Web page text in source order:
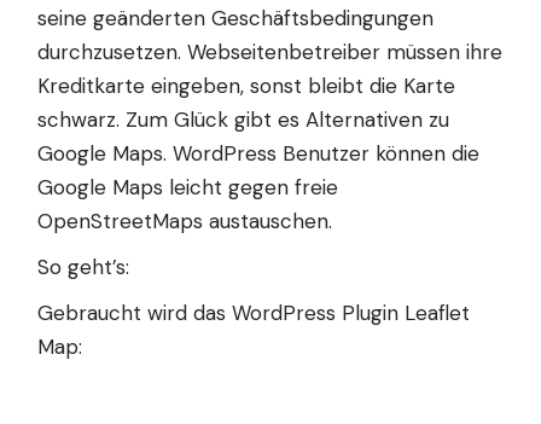
seine geänderten Geschäftsbedingungen
durchzusetzen. Webseitenbetreiber müssen ihre
Kreditkarte eingeben, sonst bleibt die Karte
schwarz. Zum Glück gibt es Alternativen zu
Google Maps. WordPress Benutzer können die
Google Maps leicht gegen freie
OpenStreetMaps austauschen.
So geht’s:
Gebraucht wird das WordPress Plugin Leaflet
Map: